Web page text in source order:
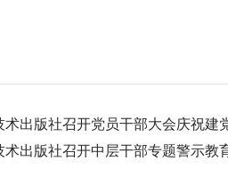
术出版社召开党员干部大会庆祝建
术出版社召开中层干部专题警示教